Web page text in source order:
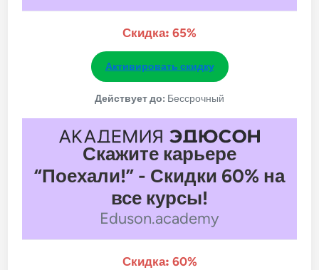
Скидка: 65%
Активировать скидку
Действует до: Бессрочный
Скажите карьере
“Поехали!” - Скидки 60% на
все курсы!
Eduson.academy
Скидка: 60%